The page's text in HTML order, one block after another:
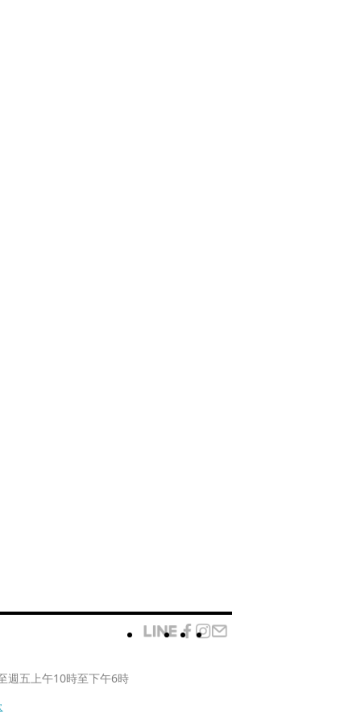
週五上午10時至下午6時